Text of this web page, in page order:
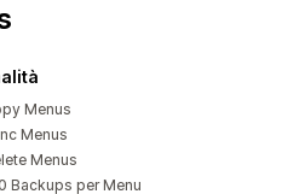
Menus
Menus
Menus
Backups per Menu